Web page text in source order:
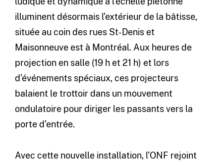
illuminent désormais l’extérieur de la bâtisse,
située au coin des rues St-Denis et
Maisonneuve est à Montréal. Aux heures de
projection en salle (19 h et 21 h) et lors
d’événements spéciaux, ces projecteurs
balaient le trottoir dans un mouvement
ondulatoire pour diriger les passants vers la
porte d’entrée.
Avec cette nouvelle installation, l’ONF rejoint